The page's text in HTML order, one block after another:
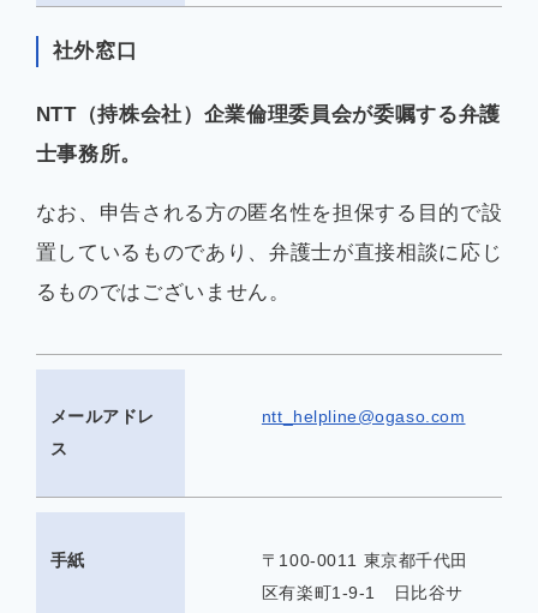
社外窓口
NTT（持株会社）企業倫理委員会が委嘱する弁護
士事務所。
なお、申告される方の匿名性を担保する目的で設
置しているものであり、弁護士が直接相談に応じ
るものではございません。
メールアドレ
ス
ntt_helpline@ogaso.com
手紙
〒100-0011 東京都千代田
区有楽町1-9-1 日比谷サ